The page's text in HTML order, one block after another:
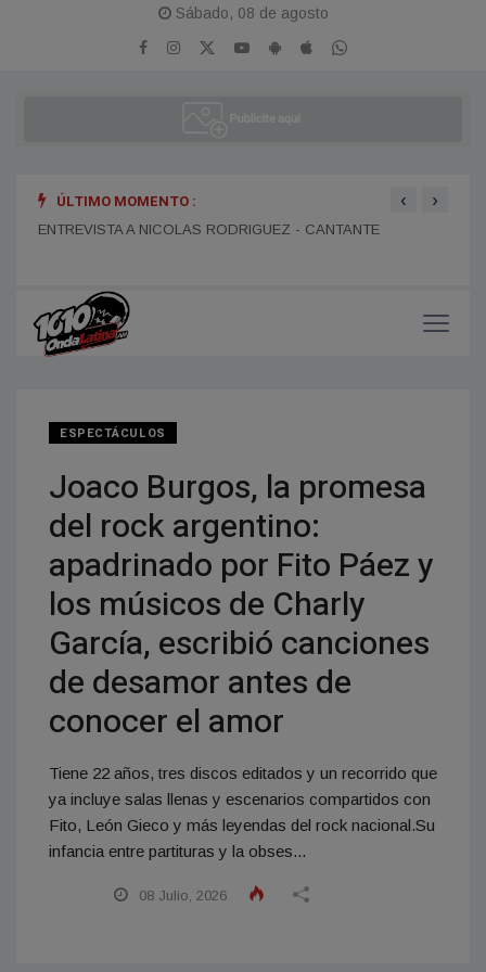
Sábado, 08 de agosto
ÚLTIMO MOMENTO :
ENTREVISTA A DANIEL DARTIGUELONGUE - FUNDADOR DE
‹ ›
ESPECTÁCULOS
Joaco Burgos, la promesa
del rock argentino:
apadrinado por Fito Páez y
los músicos de Charly
García, escribió canciones
de desamor antes de
conocer el amor
Tiene 22 años, tres discos editados y un recorrido que
ya incluye salas llenas y escenarios compartidos con
Fito, León Gieco y más leyendas del rock nacional.Su
infancia entre partituras y la obses...
08 Julio, 2026